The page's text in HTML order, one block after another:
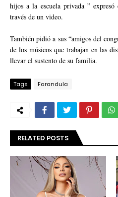
hijos a la escuela privada ”
través de un video.
También pidió a sus “amigos del
de los músicos que trabajan en las
llevar el sustento de su familia.
Tags Farandula
RELATED POSTS